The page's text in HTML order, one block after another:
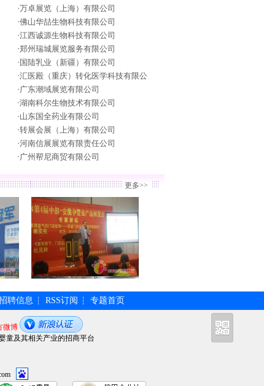
·万卓展览（上海）有限公司
·佛山华喆生物科技有限公司
·江西诚源生物科技有限公司
·郑州瑞城展览服务有限公司
· 国陆乳业（新疆）有限公司
·汇医殿（重庆）转化医学科技有限公
·广东潮域展览有限公司
·湖南科尔生物技术有限公司
·山东国全药业有限公司
·转展会展（上海）有限公司
·河南信展展览有限责任公司
·广州帮尼商贸有限公司
更多>>
聘信息 ┆ RSS订阅 ┆ 专题首页
微博
童及其相关产业的招商平台